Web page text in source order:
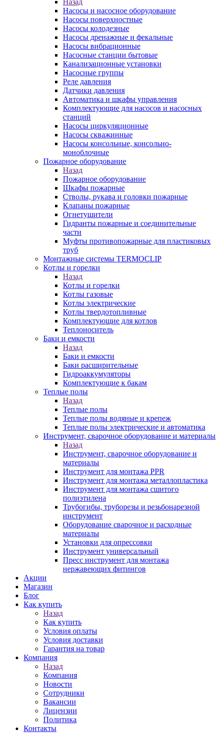
Назад
Насосы и насосное оборудование
Насосы поверхностные
Насосы колодезные
Насосы дренажные и фекальные
Насосы вибрационные
Насосные станции бытовые
Канализационные установки
Насосные группы
Реле давления
Датчики давления
Автоматика и шкафы управления
Комплектующие для насосов и насосных
станций
Насосы циркуляционные
Насосы скважинные
Насосы консольные, консольно-
моноблочные
Пожарное оборудование
Назад
Пожарное оборудование
Шкафы пожарные
Стволы, рукава и головки пожарные
Клапаны пожарные
Огнетушители
Гидранты пожарные и соединительные
части
Муфты противопожарные для пластиковых
труб
Монтажные системы TERMOCLIP
Котлы и горелки
Назад
Котлы и горелки
Котлы газовые
Котлы электрические
Котлы твердотопливные
Комплектующие для котлов
Теплоноситель
Баки и емкости
Назад
Баки и емкости
Баки расширительные
Гидроаккумуляторы
Комплектующие к бакам
Теплые полы
Назад
Теплые полы
Теплые полы водяные и крепеж
Теплые полы электрические и автоматика
Инструмент, сварочное оборудование и материалы
Назад
Инструмент, сварочное оборудование и
материалы
Инструмент для монтажа PPR
Инструмент для монтажа металлопластика
Инструмент для монтажа сшитого
полиэтилена
Трубогибы, труборезы и резьбонарезной
инструмент
Оборудование сварочное и расходные
материалы
Установки для опрессовки
Инструмент универсальный
Пресс инструмент для монтажа
нержавеющих фитингов
Акции
Магазин
Блог
Как купить
Назад
Как купить
Условия оплаты
Условия доставки
Гарантия на товар
Компания
Назад
Компания
Новости
Сотрудники
Вакансии
Лицензии
Политика
Контакты